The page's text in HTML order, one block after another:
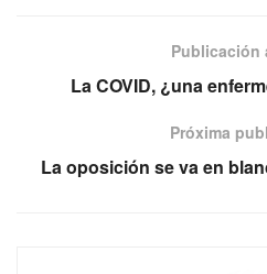
Publicación
La COVID, ¿una
Próxima
La oposición se va en